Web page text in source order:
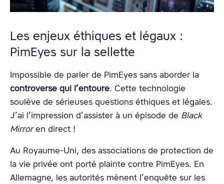
Les enjeux éthiques et légaux :
PimEyes sur la sellette
Impossible de parler de PimEyes sans aborder la
controverse qui l’entoure. Cette technologie
soulève de sérieuses questions éthiques et légales.
J’ai l’impression d’assister à un épisode de Black
Mirroren direct !
Au Royaume-Uni, des associations de protection de
la vie privée ont porté plainte contre PimEyes. En
Allemagne, les autorités mènent l’enquête sur les